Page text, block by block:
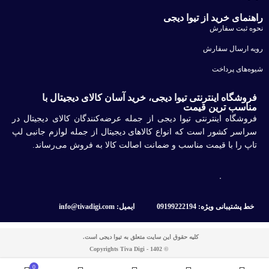
راهنمای خرید از تیوا دیجی
نحوه ثبت سفارش
رویه ارسال سفارش
شیوه‌های پرداخت
فروشگاه اینترنتی تیوا دیجی، خرید آسان کالای دیجیتال با
مناسب ترین قیمت
فروشگاه اینترنتی تیوا دیجی از جمله عرضه‌کنندگان کالای دیجیتال در
سراسر کشور است که انواع کالاهای دیجیتال از جمله لوازم جانبی لپ
تاپ را با قیمت مناسب و ضمانت اصالت کالا به فروش می‌رساند.
خط پشتیبانی ویژه: 09199222194 ایمیل: info@tivadigi.com
کلیه حقوق این سایت متعلق به تیوا دیجی است.
© Copyrights Tiva Digi - 1402
0